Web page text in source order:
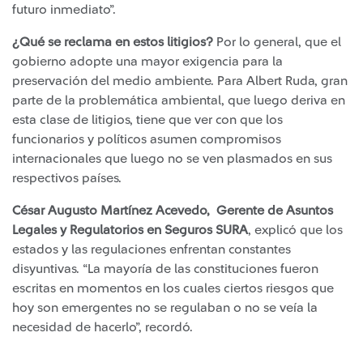
futuro inmediato”.
¿Qué se reclama en estos litigios? Por lo general, que el
gobierno adopte una mayor exigencia para la
preservación del medio ambiente. Para Albert Ruda, gran
parte de la problemática ambiental, que luego deriva en
esta clase de litigios, tiene que ver con que los
funcionarios y políticos asumen compromisos
internacionales que luego no se ven plasmados en sus
respectivos países.
César Augusto Martínez Acevedo, Gerente de Asuntos
Legales y Regulatorios en Seguros SURA, explicó que los
estados y las regulaciones enfrentan constantes
disyuntivas. “La mayoría de las constituciones fueron
escritas en momentos en los cuales ciertos riesgos que
hoy son emergentes no se regulaban o no se veía la
necesidad de hacerlo”, recordó.